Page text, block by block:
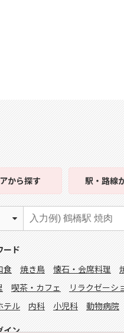
から探す 駅・路線
ード
食 焼き鳥 懐石・会席料理
喫茶・カフェ リラクゼーシ
テル
内科 小児科 動物病院
イン